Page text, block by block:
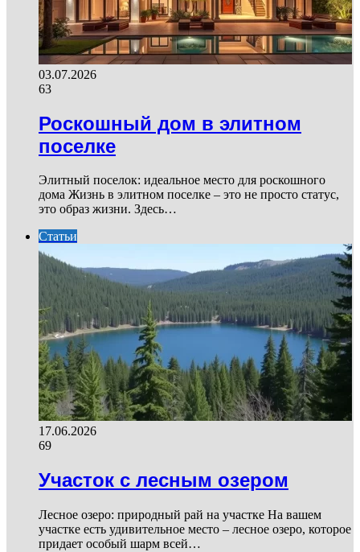
03.07.2026
63
Роскошный дом в элитном
поселке
Элитный поселок: идеальное место для роскошного
дома Жизнь в элитном поселке – это не просто статус,
это образ жизни. Здесь…
Статьи
17.06.2026
69
Участок с лесным озером
Лесное озеро: природный рай на участке На вашем
участке есть удивительное место – лесное озеро, которое
придает особый шарм всей…